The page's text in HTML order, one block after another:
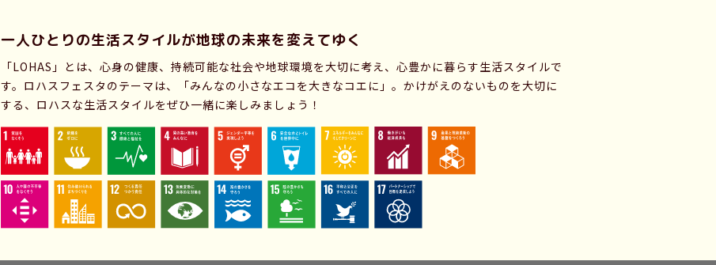
一人ひとりの生活スタイルが地球の未来を変えてゆく
「LOHAS」とは、心身の健康、持続可能な社会や地球環境を大切に考え、心豊かに暮らす生活スタイルで
す。ロハスフェスタのテーマは、「みんなの小さなエコを大きなコエに」。かけがえのないものを大切に
する、ロハスな生活スタイルをぜひ一緒に楽しみましょう！